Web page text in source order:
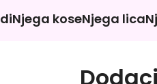
Njega koseNjega lica